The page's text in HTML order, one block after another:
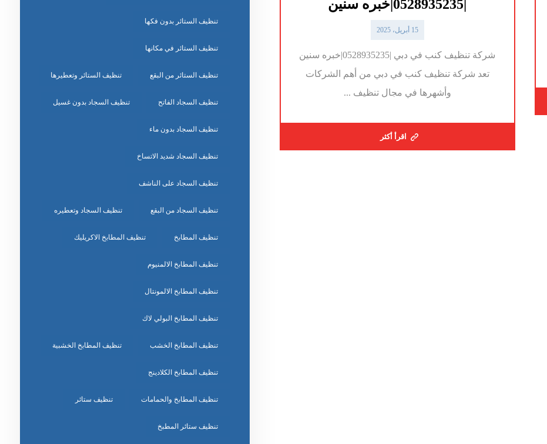
15 أبريل، 2025
شركة تنظيف كنب في دبي |0528935235|خبره سنين
تعد شركة تنظيف كنب في دبي من أهم الشركات
وأشهرها في مجال تنظيف ...
اقرأ أكثر
تنظيف الستائر بدون فكها
تنظيف الستائر في مكانها
تنظيف الستائر من البقع تنظيف الستائر وتعطيرها
تنظيف السجاد الفاتح تنظيف السجاد بدون غسيل
تنظيف السجاد بدون ماء
تنظيف السجاد شديد الاتساخ
تنظيف السجاد على الناشف
تنظيف السجاد من البقع تنظيف السجاد وتعطيره
تنظيف المطابخ تنظيف المطابخ الاكريليك
تنظيف المطابخ الالمنيوم
تنظيف المطابخ الالمونتال
تنظيف المطابخ البولي لاك
تنظيف المطابخ الخشب تنظيف المطابخ الخشبية
تنظيف المطابخ الكلادينج
تنظيف المطابخ والحمامات تنظيف ستائر
تنظيف ستائر المطبخ